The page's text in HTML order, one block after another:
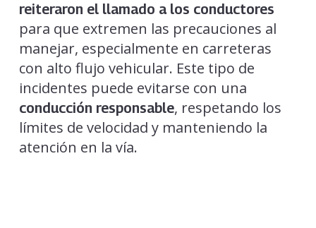
reiteraron el llamado a los conductores
para que extremen las precauciones al
manejar, especialmente en carreteras
con alto flujo vehicular. Este tipo de
incidentes puede evitarse con una
conducción responsable, respetando los
límites de velocidad y manteniendo la
atención en la vía.